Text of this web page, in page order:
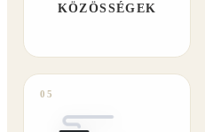
KÖZÖSSÉGEK
05